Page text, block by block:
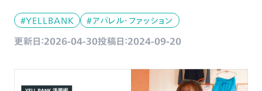
#YELLBANK #アパレル・ファッション
更新日：2026-04-30投稿日：2024-09-20